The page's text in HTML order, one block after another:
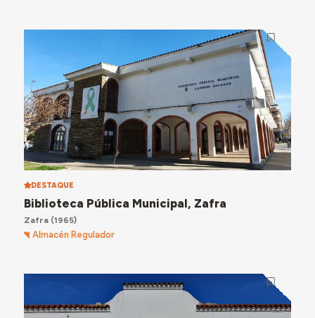
DESTAQUE
Biblioteca Pública Municipal, Zafra
Zafra(1965)
Almacén Regulador